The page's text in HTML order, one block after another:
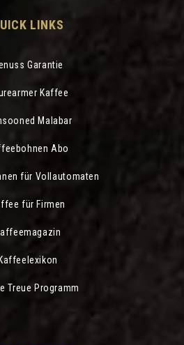
LINKS
Garantie
Kaffee
Malabar
Abo
für Vollautomaten
für Firmen
Kaffeelexikon
Treue Programm